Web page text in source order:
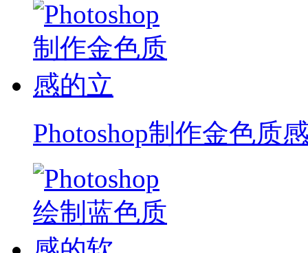
Photoshop制作金色质